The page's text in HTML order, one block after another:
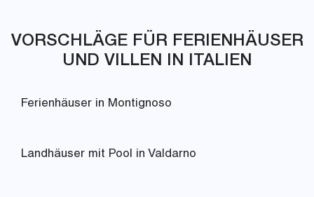
VORSCHLÄGE FÜR FERIENHÄUSER
UND VILLEN IN ITALIEN
Ferienhäuser in Montignoso
Landhäuser mit Pool in Valdarno